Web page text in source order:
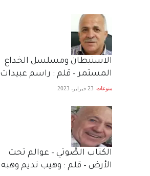
الاستيطان ومسلسل الخداع
المستمر – قلم : راسم عبيدات
منوعات 23 فبراير، 2023
الكتاب الصَّوتي – عوالم تحت
الأرض – قلم : وهيب نديم وهبه